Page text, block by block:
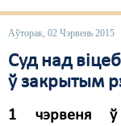
Аўторак, 02 Чэрвень 2015
Суд над
ў закрытым
1 чэрвеня ў